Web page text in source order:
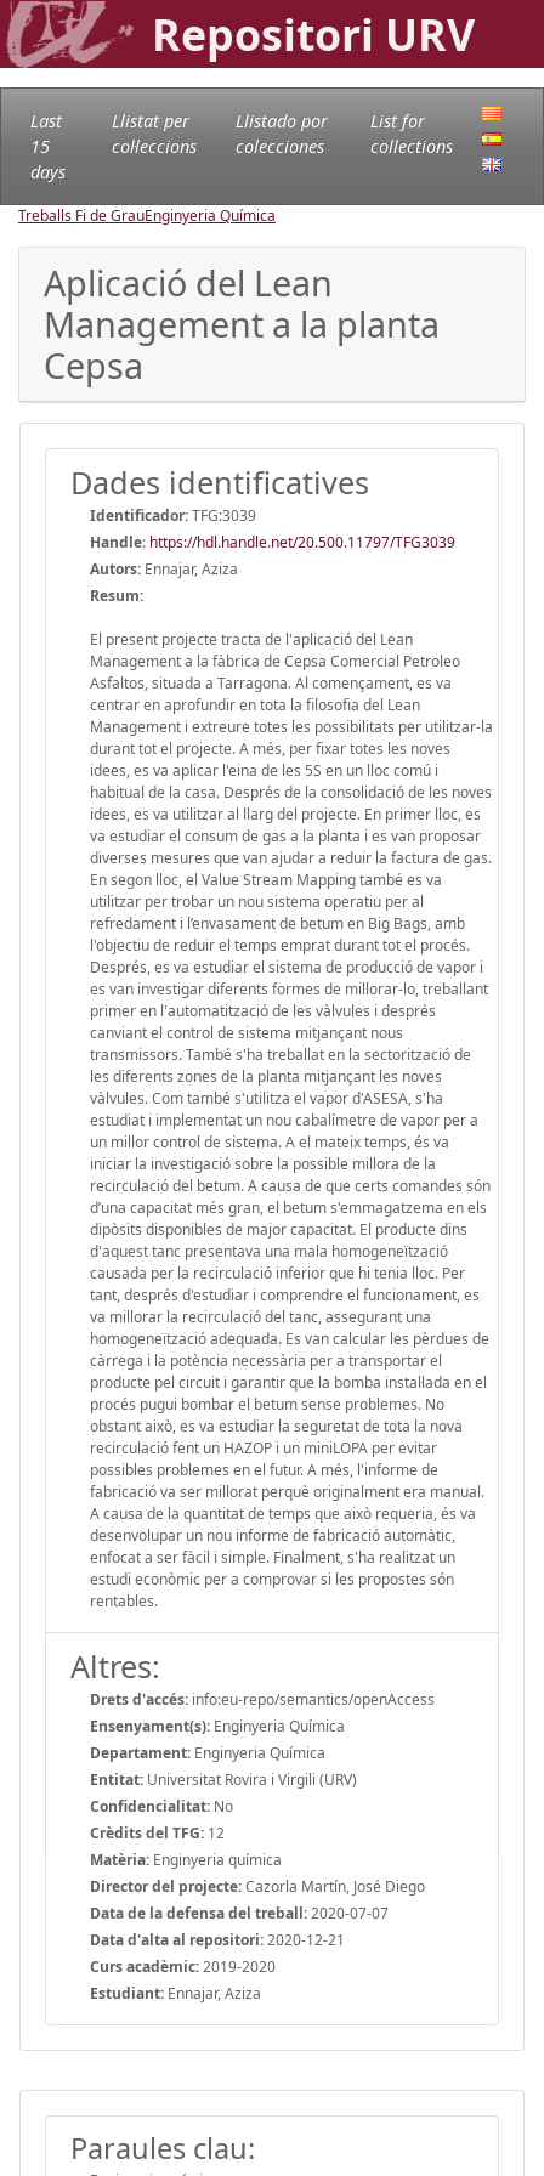
Repositori URV
Last
15
days
Llistat per
col·leccions
Llistado por
colecciones
List for
collections
Treballs Fi de GrauEnginyeria Química
Aplicació del Lean
Management a la planta
Cepsa
Dades identificatives
Identificador:TFG:3039
Handle: https://hdl.handle.net/20.500.11797/TFG3039
Autors: Ennajar, Aziza
Resum:
El present projecte tracta de l'aplicació del Lean
Management a la fàbrica de Cepsa Comercial Petroleo
Asfaltos, situada a Tarragona. Al començament, es va
centrar en aprofundir en tota la filosofia del Lean
Management i extreure totes les possibilitats per utilitzar-la
durant tot el projecte. A més, per fixar totes les noves
idees, es va aplicar l'eina de les 5S en un lloc comú i
habitual de la casa. Després de la consolidació de les noves
idees, es va utilitzar al llarg del projecte. En primer lloc, es
va estudiar el consum de gas a la planta i es van proposar
diverses mesures que van ajudar a reduir la factura de gas.
En segon lloc, el Value Stream Mapping també es va
utilitzar per trobar un nou sistema operatiu per al
refredament i l’envasament de betum en Big Bags, amb
l'objectiu de reduir el temps emprat durant tot el procés.
Després, es va estudiar el sistema de producció de vapor i
es van investigar diferents formes de millorar-lo, treballant
primer en l'automatització de les vàlvules i després
canviant el control de sistema mitjançant nous
transmissors. També s'ha treballat en la sectorització de
les diferents zones de la planta mitjançant les noves
vàlvules. Com també s'utilitza el vapor d'ASESA, s'ha
estudiat i implementat un nou cabalímetre de vapor per a
un millor control de sistema. A el mateix temps, és va
iniciar la investigació sobre la possible millora de la
recirculació del betum. A causa de que certs comandes són
d’una capacitat més gran, el betum s'emmagatzema en els
dipòsits disponibles de major capacitat. El producte dins
d'aquest tanc presentava una mala homogeneïtzació
causada per la recirculació inferior que hi tenia lloc. Per
tant, després d'estudiar i comprendre el funcionament, es
va millorar la recirculació del tanc, assegurant una
homogeneïtzació adequada. Es van calcular les pèrdues de
càrrega i la potència necessària per a transportar el
producte pel circuit i garantir que la bomba instal·lada en el
procés pugui bombar el betum sense problemes. No
obstant això, es va estudiar la seguretat de tota la nova
recirculació fent un HAZOP i un miniLOPA per evitar
possibles problemes en el futur. A més, l'informe de
fabricació va ser millorat perquè originalment era manual.
A causa de la quantitat de temps que això requeria, és va
desenvolupar un nou informe de fabricació automàtic,
enfocat a ser fàcil i simple. Finalment, s'ha realitzat un
estudi econòmic per a comprovar si les propostes són
rentables.
Altres:
Drets d'accés: info:eu-repo/semantics/openAccess
Ensenyament(s): Enginyeria Química
Departament: Enginyeria Química
Entitat: Universitat Rovira i Virgili (URV)
Confidencialitat: No
Crèdits del TFG: 12
Matèria: Enginyeria química
Director del projecte:Cazorla Martín, José Diego
Data de la defensa del treball:2020-07-07
Data d'alta al repositori:2020-12-21
Curs acadèmic:2019-2020
Estudiant: Ennajar, Aziza
Paraules clau: